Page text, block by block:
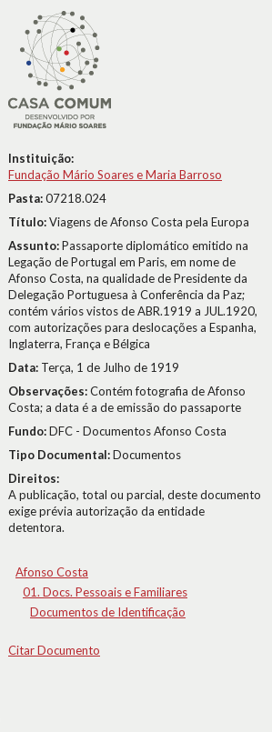
Instituição:
Fundação Mário Soares e Maria Barroso
Pasta:07218.024
Título:Viagens de Afonso Costa pela Europa
Assunto:Passaporte diplomático emitido na
Legação de Portugal em Paris, em nome de
Afonso Costa, na qualidade de Presidente da
Delegação Portuguesa à Conferência da Paz;
contém vários vistos de ABR.1919 a JUL.1920,
com autorizações para deslocações a Espanha,
Inglaterra, França e Bélgica
Data: Terça, 1 de Julho de 1919
Observações:Contém fotografia de Afonso
Costa; a data é a de emissão do passaporte
Fundo:DFC - Documentos Afonso Costa
Tipo Documental:Documentos
Direitos:
A publicação, total ou parcial, deste documento
exige prévia autorização da entidade
detentora.
Afonso Costa
01. Docs. Pessoais e Familiares
Documentos de Identificação
Citar Documento